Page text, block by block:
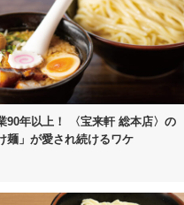
90年以上！
〈宝来軒 総本店〉の
麺」が愛され続けるワケ